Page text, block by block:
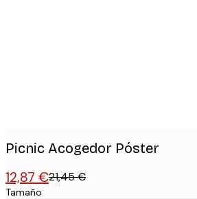
Picnic Acogedor Póster
12,87 €21,45 €
Tamaño